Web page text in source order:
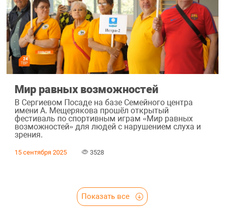
Мир равных возможностей
В Сергиевом Посаде на базе Семейного центра
имени А. Мещерякова прошёл открытый
фестиваль по спортивным играм «Мир равных
возможностей» для людей с нарушением слуха и
зрения.
15 сентября 2025 3528
Показать все